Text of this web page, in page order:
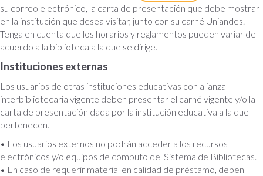
su correo electrónico, la carta de presentación que debe mostrar
en la institución que desea visitar, junto con su carné Uniandes.
Tenga en cuenta que los horarios y reglamentos pueden variar de
acuerdo a la biblioteca a la que se dirige.
Instituciones externas
Los usuarios de otras instituciones educativas con alianza
interbibliotecaria vigente deben presentar el carné vigente y/o la
carta de presentación dada por la institución educativa a la que
pertenecen.
• Los usuarios externos no podrán acceder a los recursos
electrónicos y/o equipos de cómputo del Sistema de Bibliotecas.
• En caso de requerir material en calidad de préstamo, deben